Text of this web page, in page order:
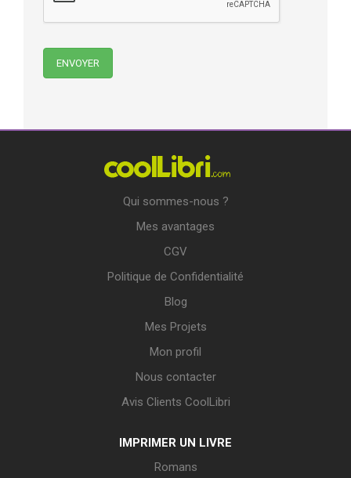
Qui sommes-nous ?
Mes avantages
CGV
Politique de Confidentialité
Blog
Mes Projets
Mon profil
Nous contacter
Avis Clients CoolLibri
IMPRIMER UN LIVRE
Romans